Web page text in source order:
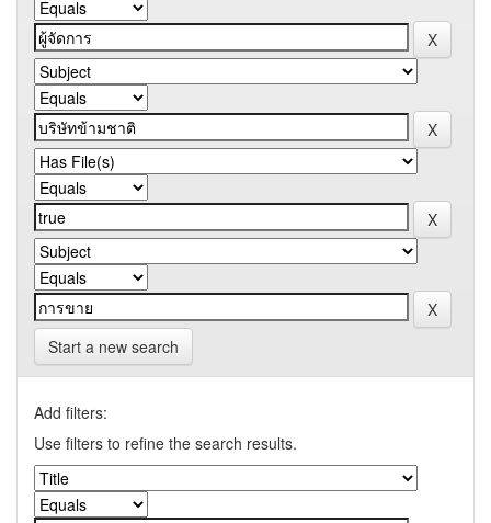
Start a new search
Add filters:
Use filters to refine the search results.